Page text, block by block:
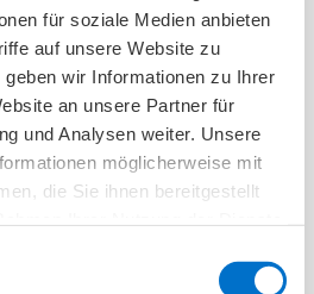
für soziale Medien anbieten
auf unsere Website zu
wir Informationen zu Ihrer
an unsere Partner für
und Analysen weiter. Unsere
möglicherweise mit
die Sie ihnen bereitgestellt
nach einer
zu den
und helfen
Alltag zurück zu finden.
sich wieder wohl!